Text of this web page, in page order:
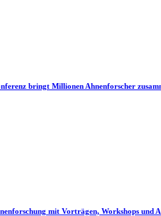
bringt Millionen Ahnenforscher
mit Vorträgen, Workshops und